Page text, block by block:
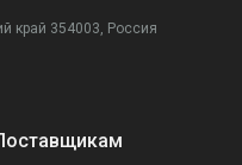
край 354003, Россия